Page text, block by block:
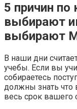
5 причин
выбирают
выбирают
В наши дни
учебы. Если вы
собираетесь
должны знать что
весь срок вашего